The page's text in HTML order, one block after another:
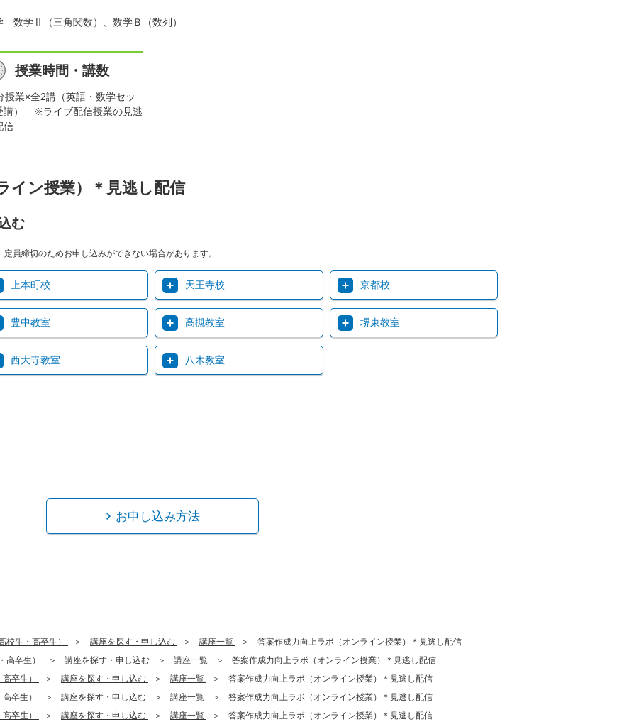
学Ⅱ（三角関数）、数学Ｂ（数列）
授業時間・講数
授業×全2講（英語・数学セッ
講） ※ライブ配信授業の見逃
信
イン授業）＊見逃し配信
む
員締切のためお申し込みができない場合があります。
上本町校 天王寺校 京都校
豊中教室 高槻教室 堺東教室
西大寺教室 八木教室
お申し込み方法
校生・高卒生） 講座を探す・申し込む 講座一覧
答案作成力向上ラボ（オンライン授業）＊見逃し配信
高卒生） 講座を探す・申し込む 講座一覧
答案作成力向上ラボ（オンライン授業）＊見逃し配信
卒生） 講座を探す・申し込む 講座一覧
答案作成力向上ラボ（オンライン授業）＊見逃し配信
卒生） 講座を探す・申し込む 講座一覧
答案作成力向上ラボ（オンライン授業）＊見逃し配信
卒生） 講座を探す・申し込む 講座一覧
答案作成力向上ラボ（オンライン授業）＊見逃し配信